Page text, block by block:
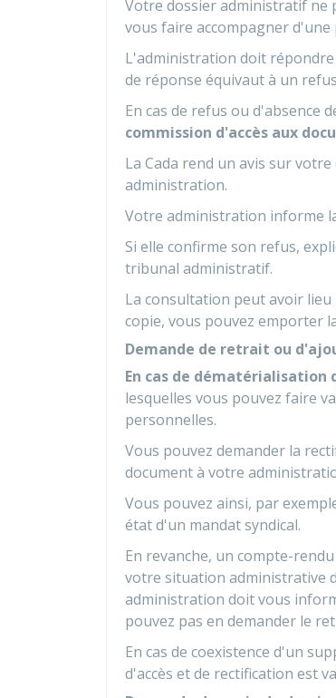
Votre dossier administratif ne
vous faire accompagner
L'administration doit
de réponse équivaut à un
En cas de refus ou d'absence
commission d'accès aux
La Cada rend un avis sur
administration.
Votre administration informe
Si elle confirme son refus,
tribunal administratif.
La consultation peut avoir lieu
copie, vous pouvez emporter
Demande de retrait ou
En cas de dématérialisation
lesquelles vous pouvez faire
personnelles.
Vous pouvez demander la
document à votre
Vous pouvez ainsi, par
état d'un mandat syndical.
En revanche, un compte-
votre situation administrative
administration doit vous
pouvez pas en demander le
En cas de coexistence d'un
d'accès et de rectification est